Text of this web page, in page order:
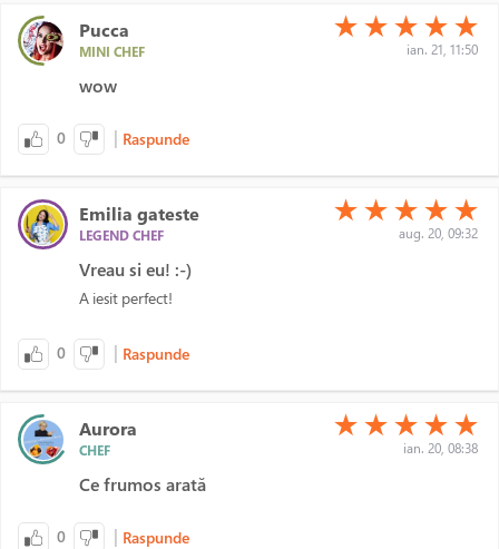
Pucca
MINI CHEF
(*)
★ (*)
★ (*)
★ (*)
★ (*)
★
ian. 21, 11:50
wow
0 | Raspunde
Emilia gateste
LEGEND CHEF
(*)
★ (*)
★ (*)
★ (*)
★ (*)
★
aug. 20, 09:32
Vreau si eu! :-)
A iesit perfect!
0 | Raspunde
Aurora
CHEF
(*)
★ (*)
★ (*)
★ (*)
★ (*)
★
ian. 20, 08:38
Ce frumos arată
0 | Raspunde